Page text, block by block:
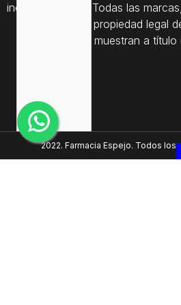
incluyen el IVA. | Todas las
productos son propiedad legal
sólo se muestran a
2022. Farmacia Espejo. Todos